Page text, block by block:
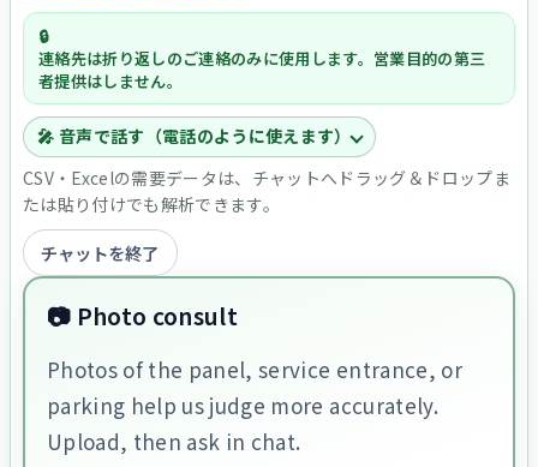
連絡先は折り返しのご連絡のみに使用します。営業目的の第三
者提供はしません。
🎤 音声で話す（電話のように使えます）
CSV・Excelの需要データは、チャットへドラッグ＆ドロップま
たは貼り付けでも解析できます。
チャットを終了
📷 Photo consult
Photos of the panel, service entrance, or
parking help us judge more accurately.
Upload, then ask in chat.